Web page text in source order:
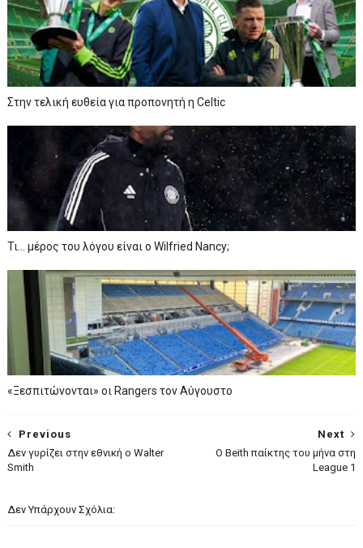
Στην τελική ευθεία για προπονητή η Celtic
Τι… μέρος του λόγου είναι ο Wilfried Nancy;
«Ξεσπιτώνονται» οι Rangers τον Αύγουστο
Next
O Beith παίκτης του μήνα στη
League 1
Previous
Δεν γυρίζει στην εθνική ο Walter
Smith
Δεν Υπάρχουν Σχόλια: